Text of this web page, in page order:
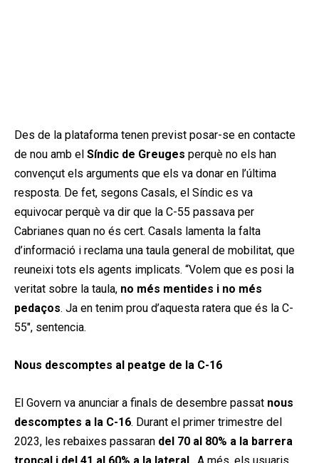
Des de la plataforma tenen previst posar-se en contacte
de nou amb el Síndic de Greuges perquè no els han
convençut els arguments que els va donar en l’última
resposta. De fet, segons Casals, el Síndic es va
equivocar perquè va dir que la C-55 passava per
Cabrianes quan no és cert. Casals lamenta la falta
d’informació i reclama una taula general de mobilitat, que
reuneixi tots els agents implicats. “Volem que es posi la
veritat sobre la taula, no més mentides i no més
pedaços. Ja en tenim prou d’aquesta ratera que és la C-
55″, sentencia.
Nous descomptes al peatge de la C-16
El Govern va anunciar a finals de desembre passat nous
descomptes a la C-16. Durant el primer trimestre del
2023, les rebaixes passaran del 70 al 80% a la barrera